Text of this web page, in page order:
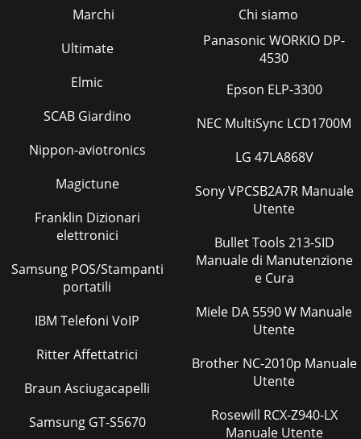
Marchi
Chi siamo
Ultimate
Elmic
SCAB Giardino
Nippon-aviotronics
Magictune
Franklin Dizionari
elettronici
Samsung POS/Stampanti
portatili
IBM Telefoni VoIP
Ritter Affettatrici
Braun Asciugacapelli
Samsung GT-S5670
Panasonic WORKIO DP-
4530
Epson ELP-3300
NEC MultiSync LCD1700M
LG 47LA868V
Sony VPCSB2A7R Manuale
Utente
Bullet Tools 213-SID
Manuale di Manutenzione
e Cura
Miele DA 5590 W Manuale
Utente
Brother NC-2010p Manuale
Utente
Rosewill RCX-Z940-LX
Manuale Utente